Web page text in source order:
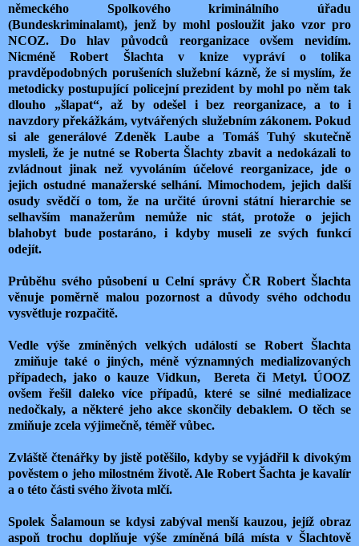
německého Spolkového kriminálního úřadu
(Bundeskriminalamt), jenž by mohl posloužit jako vzor pro
NCOZ. Do hlav původců reorganizace ovšem nevidím.
Nicméně Robert Šlachta v knize vypráví o tolika
pravděpodobných porušeních služební kázně, že si myslím, že
metodicky postupující policejní prezident by mohl po něm tak
dlouho „šlapat“, až by odešel i bez reorganizace, a to i
navzdory překážkám, vytvářených služebním zákonem. Pokud
si ale generálové Zdeněk Laube a Tomáš Tuhý skutečně
mysleli, že je nutné se Roberta Šlachty zbavit a nedokázali to
zvládnout jinak než vyvoláním účelové reorganizace, jde o
jejich ostudné manažerské selhání. Mimochodem, jejich další
osudy svědčí o tom, že na určité úrovni státní hierarchie se
selhavším manažerům nemůže nic stát, protože o jejich
blahobyt bude postaráno, i kdyby museli ze svých funkcí
odejít.
Průběhu svého působení u Celní správy ČR Robert Šlachta
věnuje poměrně malou pozornost a důvody svého odchodu
vysvětluje rozpačitě.
Vedle výše zmíněných velkých událostí se Robert Šlachta
zmiňuje také o jiných, méně významných medializovaných
případech, jako o kauze Vidkun,
Bereta či Metyl. ÚOOZ
ovšem řešil daleko více případů, které se silné medializace
nedočkaly, a některé jeho akce skončily debaklem. O těch se
zmiňuje zcela výjimečně, téměř vůbec.
Zvláště čtenářky by jistě potěšilo, kdyby se vyjádřil k divokým
pověstem o jeho milostném životě. Ale Robert Šachta je kavalír
a o této části svého života mlčí.
Spolek Šalamoun se kdysi zabýval menší kauzou, jejíž obraz
aspoň trochu doplňuje výše zmíněná bílá místa v Šlachtově